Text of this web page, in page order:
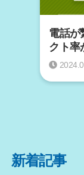
電話が
クト率
新着記事